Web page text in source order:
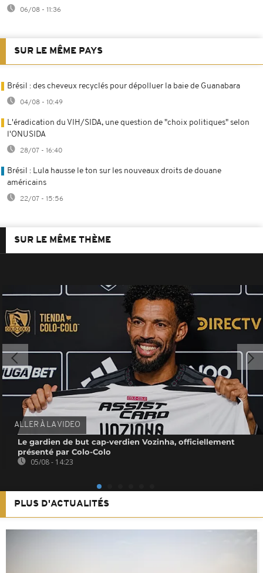
06/08 - 11:36
SUR LE MÊME PAYS
Brésil : des cheveux recyclés pour dépolluer la baie de Guanabara
04/08 - 10:49
L'éradication du VIH/SIDA, une question de "choix politiques" selon
l'ONUSIDA
28/07 - 16:40
Brésil : Lula hausse le ton sur les nouveaux droits de douane
américains
22/07 - 15:56
SUR LE MÊME THÈME
ALLER À LA VIDEO
Le gardien de but cap-verdien Vozinha, officiellement
présenté par Colo-Colo
05/08 - 14:23
PLUS D'ACTUALITÉS